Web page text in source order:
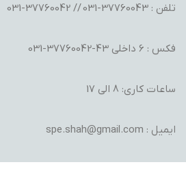
تلفن : 37760043-031 // 37760042-031
فکس : 6 داخلی 43-37760042-031
ساعات کاری: 8 الی 17
ایمیل : spe.shah@gmail.com